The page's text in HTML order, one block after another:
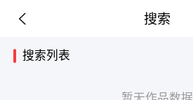
搜索
搜索列表